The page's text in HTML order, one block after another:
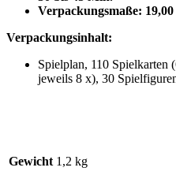
Verpackungsmaße:
Verpackungsinhalt:
Spielplan, 110 Spielkarten
jeweils 8 x), 30
Gewicht 1,2 kg